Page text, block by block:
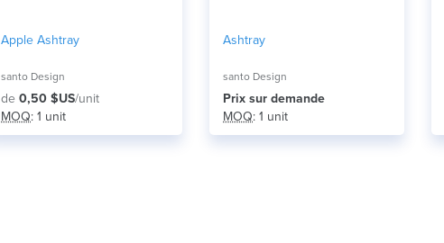
Apple Ashtray
santo Design
de 0,50 $US/unit
MOQ: 1 unit
Ashtray
santo Design
Prix ​​sur demande
MOQ: 1 unit